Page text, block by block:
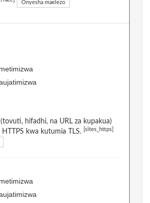
Onyesha maelezo
(tovuti, hifadhi, na URL za kupakua)
HTTPS kwa kutumia TLS.
[sites_https]